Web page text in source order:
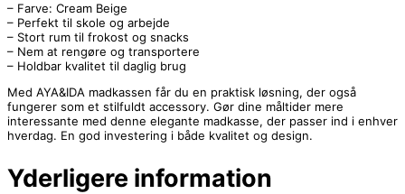
– Farve: Cream Beige
– Perfekt til skole og arbejde
– Stort rum til frokost og snacks
– Nem at rengøre og transportere
– Holdbar kvalitet til daglig brug
Med AYA&IDA madkassen får du en praktisk løsning, der også
fungerer som et stilfuldt accessory. Gør dine måltider mere
interessante med denne elegante madkasse, der passer ind i enhver
hverdag. En god investering i både kvalitet og design.
Yderligere information